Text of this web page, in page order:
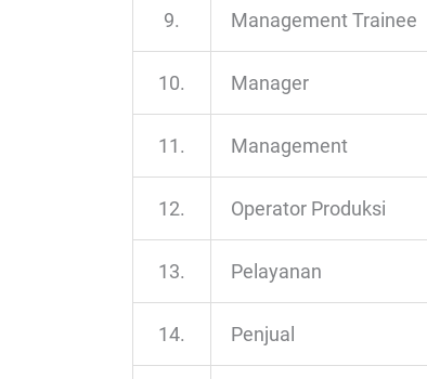
9. Management Trainee
10. Manager
11. Management
12. Operator Produksi
13. Pelayanan
14. Penjual